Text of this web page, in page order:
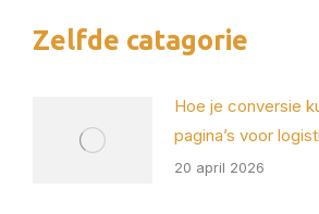
Zelfde catagorie
Hoe je conversie
pagina’s voor
20 april 2026